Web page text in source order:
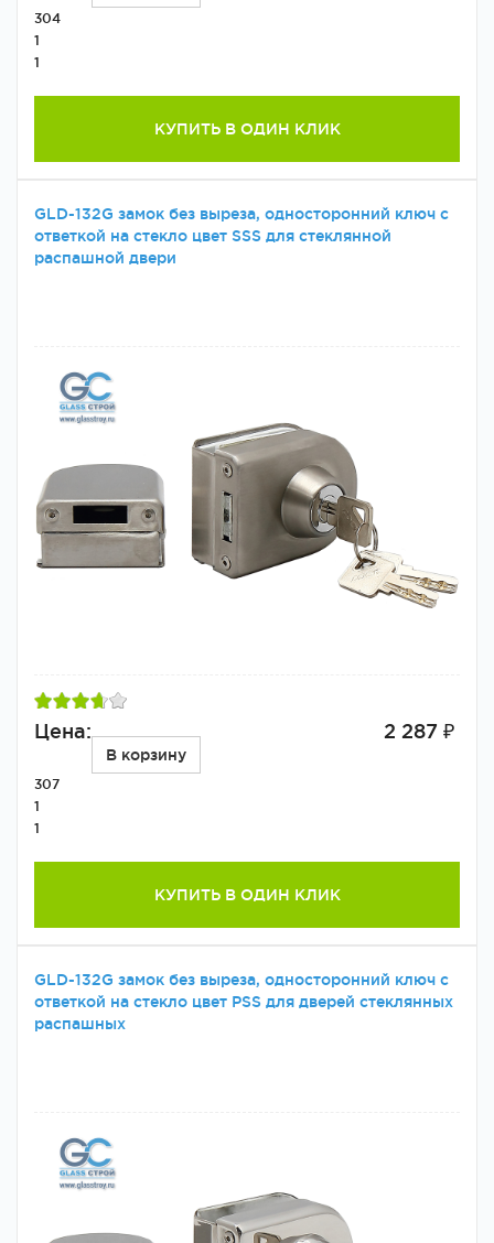
304
1
1
КУПИТЬ В ОДИН КЛИК
GLD-132G замок без выреза, односторонний ключ с
ответкой на стекло цвет SSS для стеклянной
распашной двери
Цена: 2 287 ₽
В корзину
307
1
1
КУПИТЬ В ОДИН КЛИК
GLD-132G замок без выреза, односторонний ключ с
ответкой на стекло цвет РSS для дверей стеклянных
распашных